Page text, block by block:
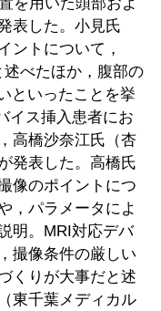
表した。小見氏
ントについて，
べたほか，腹部の
といったことを挙
イス挿入患者にお
高橋沙奈江氏（杏
発表した。高橋氏
像のポイントにつ
，パラメータによ
明。MRI対応デバ
撮像条件の厳しい
くりが大事だと述
東千葉メディカル